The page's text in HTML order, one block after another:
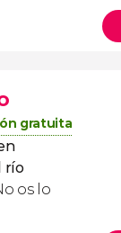
gratuita
río
os lo